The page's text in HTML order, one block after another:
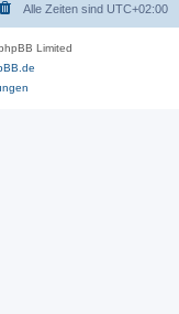
Alle Zeiten sind UTC+02:00
Limited